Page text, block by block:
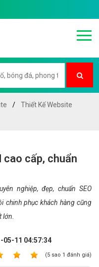
Thiết Kế Website
cao cấp, chuẩn
nghiệp, đẹp, chuẩn SEO
chinh phục khách hàng cũng
lớn.
05-11 04:57:34
(5 sao 1 đánh giá)